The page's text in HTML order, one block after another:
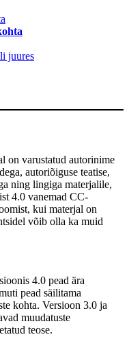
juures
on varustatud autorinime
autoriõiguse teatise,
ning lingiga materjalile,
4.0 vanemad CC-
kui materjal on
võib olla ka muid
4.0 pead ära
pead säilitama
kohta. Versioon 3.0 ja
muudatuste
teose.